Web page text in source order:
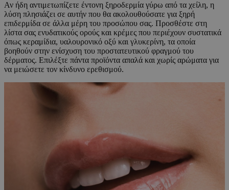
Αν ήδη αντιμετωπίζετε έντονη ξηροδερμία γύρω από τα χείλη, η
λύση πλησιάζει σε αυτήν που θα ακολουθούσατε για ξηρή
επιδερμίδα σε άλλα μέρη του προσώπου σας. Προσθέστε στη
λίστα σας ενυδατικούς ορούς και κρέμες που περιέχουν συστατικά
όπως κεραμίδια, υαλουρονικό οξύ και γλυκερίνη, τα οποία
βοηθούν στην ενίσχυση του προστατευτικού φραγμού του
δέρματος. Επιλέξτε πάντα προϊόντα απαλά και χωρίς αρώματα για
να μειώσετε τον κίνδυνο ερεθισμού.